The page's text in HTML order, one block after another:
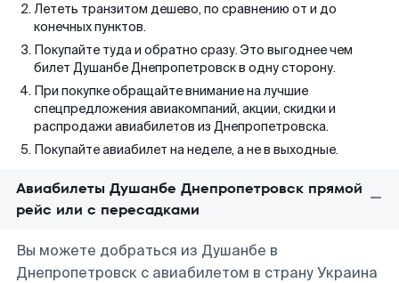
Лететь транзитом дешево, по сравнению от и до
конечных пунктов.
Покупайте туда и обратно сразу. Это выгоднее чем
билет Душанбе Днепропетровск в одну сторону.
При покупке обращайте внимание на лучшие
спецпредложения авиакомпаний, акции, скидки и
распродажи авиабилетов из Днепропетровска.
Покупайте авиабилет на неделе, а не в выходные.
Авиабилеты Душанбе Днепропетровск прямой
рейс или с пересадками
Вы можете добраться из Душанбе в
Днепропетровск с авиабилетом в страну Украина